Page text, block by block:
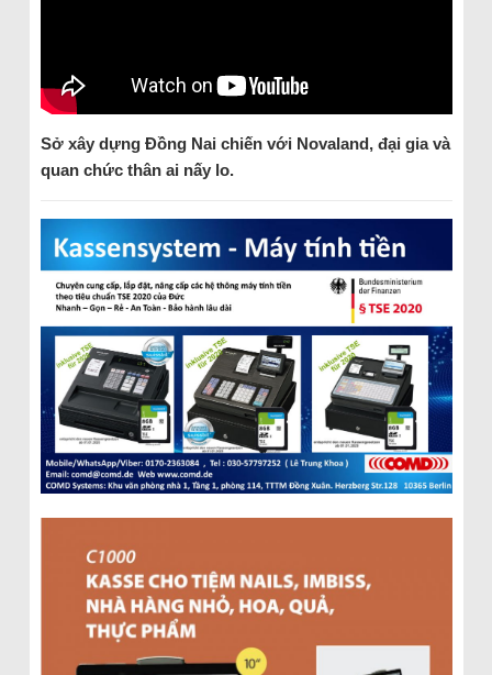
Sở xây dựng Đồng Nai chiến với Novaland, đại gia và
quan chức thân ai nấy lo.